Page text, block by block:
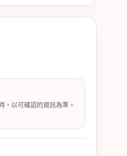
，以可確認的資訊為準。